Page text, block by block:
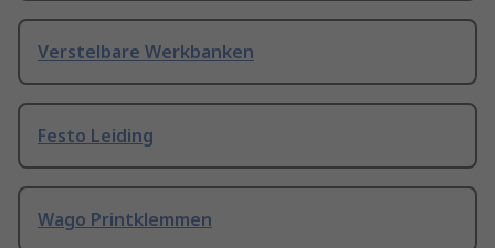
Verstelbare Werkbanken
Festo Leiding
Wago Printklemmen